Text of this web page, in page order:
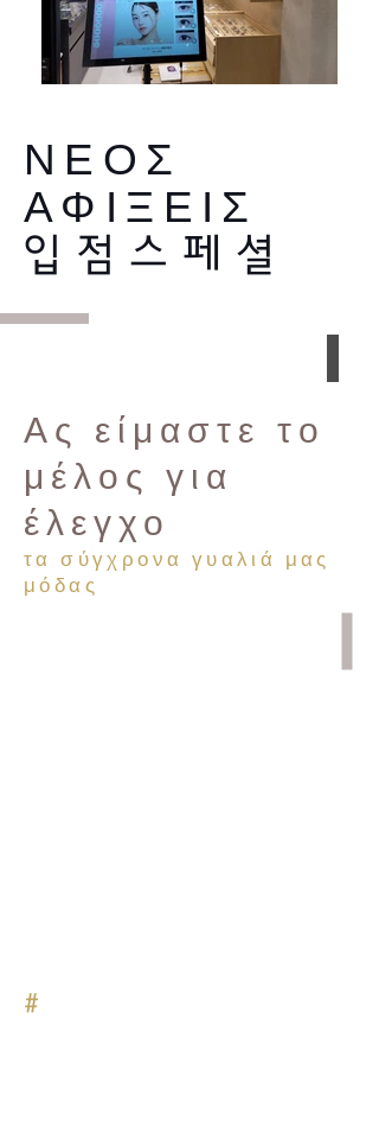
ΝΕΟΣ
ΑΦΙΞΕΙΣ
입점스페셜
Ας είμαστε το
μέλος για
έλεγχο
τα σύγχρονα γυαλιά μας
μόδας
#